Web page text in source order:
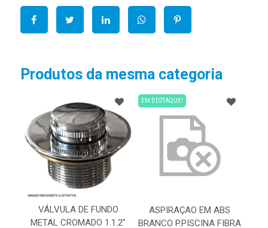
Produtos da mesma categoria
VÁLVULA DE FUNDO
METAL CROMADO 1.1.2”
EM DESTAQUE!
ASPIRAÇAO EM ABS
BRANCO P.PISCINA FIBRA